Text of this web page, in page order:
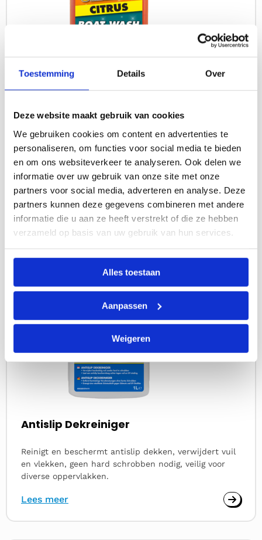
Toestemming Details Over
Deze website maakt gebruik van cookies
We gebruiken cookies om content en advertenties te
personaliseren, om functies voor social media te bieden
en om ons websiteverkeer te analyseren. Ook delen we
informatie over uw gebruik van onze site met onze
partners voor social media, adverteren en analyse. Deze
partners kunnen deze gegevens combineren met andere
informatie die u aan ze heeft verstrekt of die ze hebben
verzameld op basis van uw gebruik van hun services.
Alles toestaan
Aanpassen
Weigeren
Citrus Boot Shampoo & Wax
Bootreiniger met citrusgeur die vuil verwijdert en een
beschermende waxlaag aanbrengt.
Lees meer
Antislip Dekreiniger
Reinigt en beschermt antislip dekken, verwijdert vuil
en vlekken, geen hard schrobben nodig, veilig voor
diverse oppervlakken.
Lees meer
Lees
meer
over